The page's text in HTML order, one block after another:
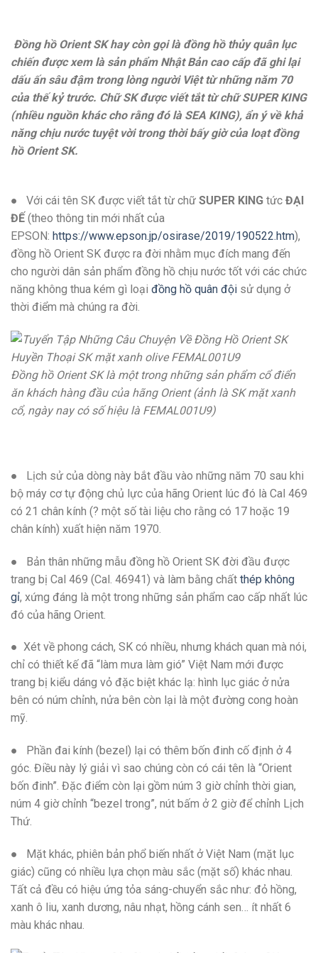
Đồng hồ Orient SK hay còn gọi là đồng hồ thủy quân lục
chiến được xem là sản phẩm Nhật Bản cao cấp đã ghi lại
dấu ấn sâu đậm trong lòng người Việt từ những năm 70
của thế kỷ trước. Chữ SK được viết tắt từ chữ SUPER KING
(nhiều nguồn khác cho rằng đó là SEA KING), ẩn ý về khả
năng chịu nước tuyệt vời trong thời bấy giờ của loạt đồng
hồ Orient SK.
● Với cái tên SK được viết tắt từ chữ SUPER KING tức ĐẠI
ĐẾ (theo thông tin mới nhất của
EPSON: https://www.epson.jp/osirase/2019/190522.htm),
đồng hồ Orient SK được ra đời nhằm mục đích mang đến
cho người dân sản phẩm đồng hồ chịu nước tốt với các chức
năng không thua kém gì loại đồng hồ quân đội sử dụng ở
thời điểm mà chúng ra đời.
Đồng hồ Orient SK là một trong những sản phẩm cổ điển
ăn khách hàng đầu của hãng Orient (ảnh là SK mặt xanh
cổ, ngày nay có số hiệu là FEMAL001U9)
● Lịch sử của dòng này bắt đầu vào những năm 70 sau khi
bộ máy cơ tự động chủ lực của hãng Orient lúc đó là Cal 469
có 21 chân kính (? một số tài liệu cho rằng có 17 hoặc 19
chân kính) xuất hiện năm 1970.
● Bản thân những mẫu đồng hồ Orient SK đời đầu được
trang bị Cal 469 (Cal. 46941) và làm bằng chất thép không
gỉ, xứng đáng là một trong những sản phẩm cao cấp nhất lúc
đó của hãng Orient.
● Xét về phong cách, SK có nhiều, nhưng khách quan mà nói,
chỉ có thiết kế đã “làm mưa làm gió” Việt Nam mới được
trang bị kiểu dáng vỏ đặc biệt khác lạ: hình lục giác ở nửa
bên có núm chỉnh, nửa bên còn lại là một đường cong hoàn
mỹ.
● Phần đai kính (bezel) lại có thêm bốn đinh cố định ở 4
góc. Điều này lý giải vì sao chúng còn có cái tên là “Orient
bốn đinh”. Đặc điểm còn lại gồm núm 3 giờ chỉnh thời gian,
núm 4 giờ chỉnh “bezel trong”, nút bấm ở 2 giờ để chỉnh Lịch
Thứ.
● Mặt khác, phiên bản phổ biến nhất ở Việt Nam (mặt lục
giác) cũng có nhiều lựa chọn màu sắc (mặt số) khác nhau.
Tất cả đều có hiệu ứng tỏa sáng-chuyển sắc như: đỏ hồng,
xanh ô liu, xanh dương, nâu nhạt, hồng cánh sen… ít nhất 6
màu khác nhau.